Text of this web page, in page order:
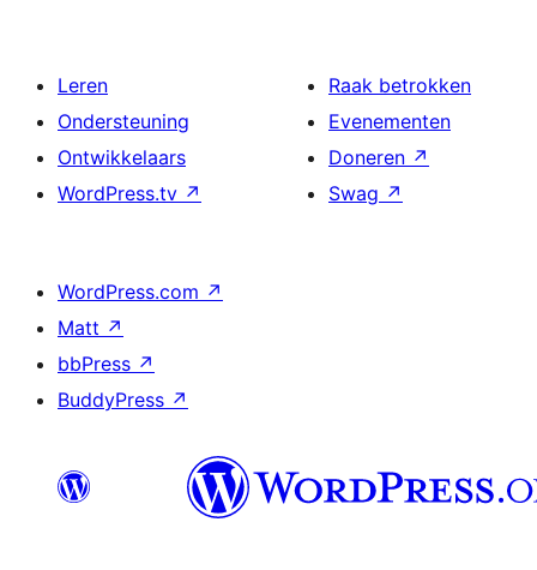
Leren
Ondersteuning
Ontwikkelaars
WordPress.tv ↗
Raak betrokken
Evenementen
Doneren ↗
Swag ↗
WordPress.com ↗
Matt ↗
bbPress ↗
BuddyPress ↗